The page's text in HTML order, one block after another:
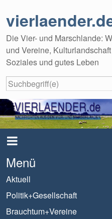
Die Vier- und Marschlande:
und Vereine,
Soziales und gutes Leben
Menü
Aktuell
Politik+Gesellschaft
Brauchtum+Vereine